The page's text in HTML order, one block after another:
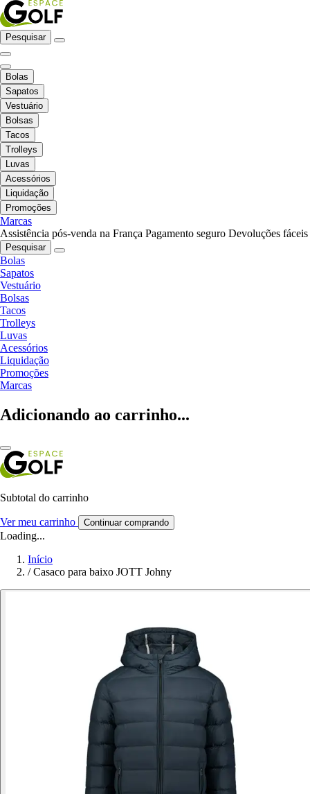
Pesquisar
Bolas
Sapatos
Vestuário
Bolsas
Tacos
Trolleys
Luvas
Acessórios
Liquidação
Promoções
Marcas
Assistência pós-venda na França Pagamento seguro Devoluções fáceis
Pesquisar
Bolas
Sapatos
Vestuário
Bolsas
Tacos
Trolleys
Luvas
Acessórios
Liquidação
Promoções
Marcas
Adicionando ao carrinho...
Subtotal do carrinho
Ver meu carrinho Continuar comprando
Loading...
Início
/ Casaco para baixo JOTT Johny